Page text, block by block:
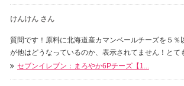
けんけん さん
質問です！原料に北海道産カマンベールチーズを５％
が他はどうなっているのか、表示されてません！とて
セブンイレブン：まろやか6Pチーズ【1...